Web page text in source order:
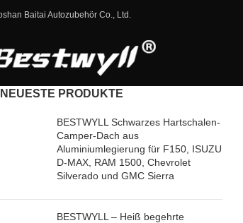
Baitai Autozubehör Co., Ltd.
NEUESTE PRODUKTE
BESTWYLL Schwarzes Hartschalen-
Camper-Dach aus
Aluminiumlegierung für F150, ISUZU
D-MAX, RAM 1500, Chevrolet
Silverado und GMC Sierra
BESTWYLL – Heiß begehrte